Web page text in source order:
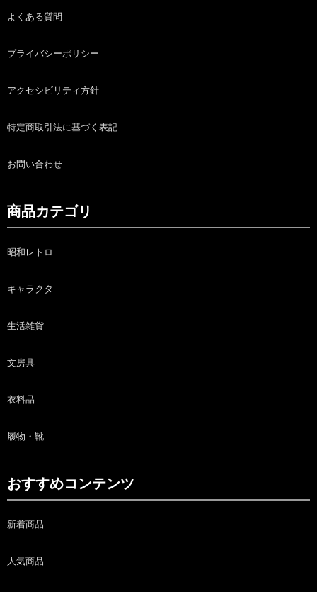
よくある質問
プライバシーポリシー
アクセシビリティ方針
特定商取引法に基づく表記
お問い合わせ
商品カテゴリ
昭和レトロ
キャラクタ
生活雑貨
文房具
衣料品
履物・靴
おすすめコンテンツ
新着商品
人気商品